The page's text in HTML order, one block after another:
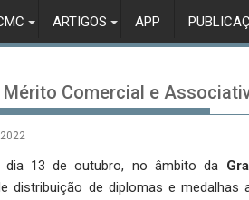
ARTIGOS APP
Comercial e
dia 13 de outubro, no âmbito da
distribuição de diplomas e